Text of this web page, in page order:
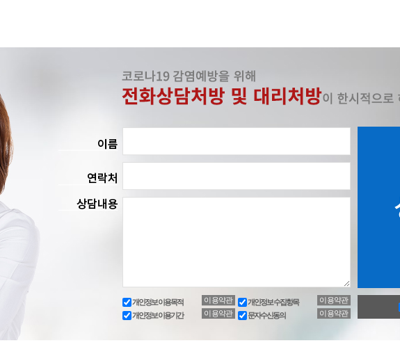
개인정보 이용목적 이용약관 개인정보 수집항목
이용약관
개인정보 이용기간
이용약관 문자수신동의 이용약관